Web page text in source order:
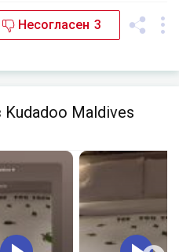
Несогласен 3
Maldives